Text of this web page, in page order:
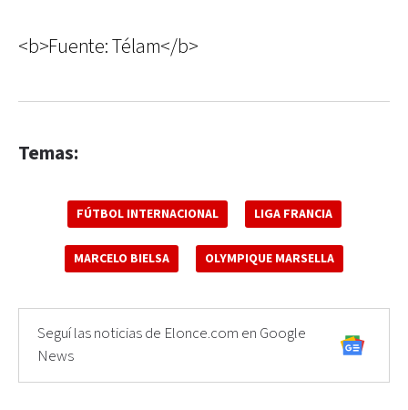
<b>Fuente: Télam</b>
Temas:
FÚTBOL INTERNACIONAL LIGA FRANCIA
MARCELO BIELSA OLYMPIQUE MARSELLA
Seguí las noticias de Elonce.com en Google
News